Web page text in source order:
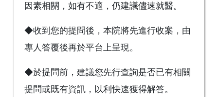
因素相關，如有不適，仍建議儘速就醫。
◆收到您的提問後，本院將先進行收案，由
專人答覆後再於平台上呈現。
◆於提問前，建議您先行查詢是否已有相關
提問或既有資訊，以利快速獲得解答。